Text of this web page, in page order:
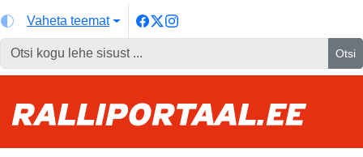
Vaheta teemat
Otsi